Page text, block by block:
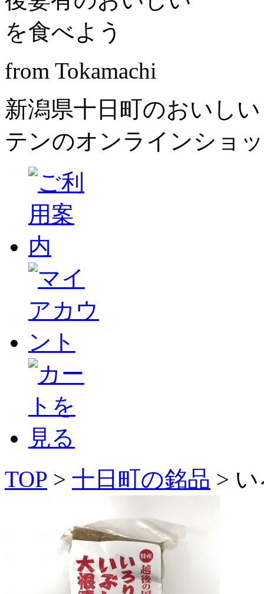
from Tokamachi
新潟県十日町のおいし
テンのオンラインショ
TOP > 十日町の銘品 >